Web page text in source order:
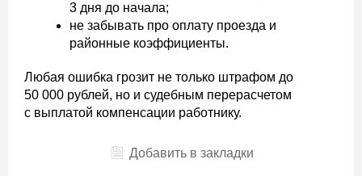
3 дня до начала;
не забывать про оплату проезда и
районные коэффициенты.
Любая ошибка грозит не только штрафом до
50 000 рублей, но и судебным перерасчетом
с выплатой компенсации работнику.
Добавить в закладки